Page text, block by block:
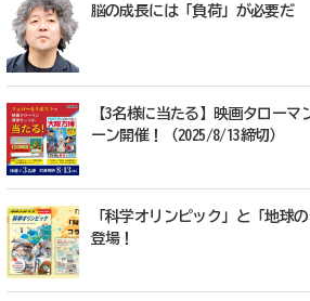
脳の成長には「負荷」が必要だ
【3名様に当たる】映画タローマ
ーン開催！（2025/8/13締切）
「科学オリンピック」と「地球
登場！